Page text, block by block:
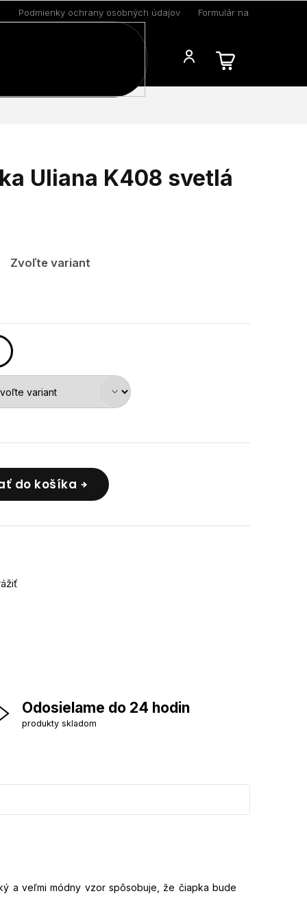
Podmienky ochrany osobných údajov Formulár na odstúpenie
Uliana K408 svetlá
Zvoľte variant
do košíka
Odosielame do 24 hodin
produkty skladom
a veľmi módny vzor spôsobuje, že čiapka bude